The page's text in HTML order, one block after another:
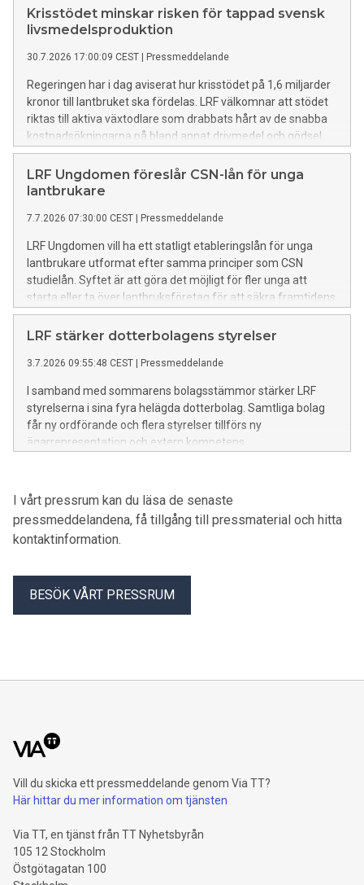
och stärka det svenska smittskyddet.
Krisstödet minskar risken för tappad svensk
livsmedelsproduktion
30.7.2026 17:00:09 CEST Pressmeddelande
Regeringen har i dag aviserat hur krisstödet på 1,6 miljarder
kronor till lantbruket ska fördelas. LRF välkomnar att stödet
riktas till aktiva växtodlare som drabbats hårt av de snabba
kostnadsökningarna på bland annat drivmedel och gödsel
med anledning av konflikten i Mellanöstern och stängningar
av Hormuzsundet. Beskedet är viktigt för att lindra den
akuta situationen och minska risken för långsiktiga
LRF Ungdomen föreslår CSN-lån för unga
lantbrukare
7.7.2026 07:30:00 CEST Pressmeddelande
LRF Ungdomen vill ha ett statligt etableringslån för unga
lantbrukare utformat efter samma principer som CSN
studielån. Syftet är att göra det möjligt för fler unga att
starta eller ta över lantbruksföretag för att säkra framtidens
livsmedelsproduktion och stärka Sveriges beredskap.
LRF stärker dotterbolagens styrelser
3.7.2026 09:55:48 CEST Pressmeddelande
I samband med sommarens bolagsstämmor stärker LRF
styrelserna i sina fyra helägda dotterbolag. Samtliga bolag
får ny ordförande och flera styrelser tillförs ny
ägarrepresentation och extern kompetens.
I vårt pressrum kan du läsa de senaste
pressmeddelandena, få tillgång till pressmaterial och hitta
kontaktinformation.
BESÖK VÅRT PRESSRUM
Vill du skicka ett pressmeddelande genom Via TT?
Här hittar du mer information om tjänsten
Via TT, en tjänst från TT Nyhetsbyrån
105 12 Stockholm
Östgötagatan 100